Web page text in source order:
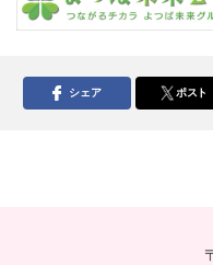
シェア ポスト